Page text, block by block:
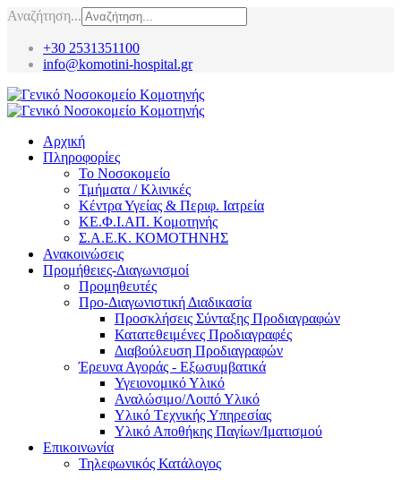
Αναζήτηση...
+30 2531351100
info@komotini-hospital.gr
Αρχική
Πληροφορίες
Το Νοσοκομείο
Τμήματα / Κλινικές
Κέντρα Υγείας & Περιφ. Ιατρεία
ΚΕ.Φ.Ι.ΑΠ. Κομοτηνής
Σ.Α.Ε.Κ. ΚΟΜΟΤΗΝΗΣ
Ανακοινώσεις
Προμήθειες-Διαγωνισμοί
Προμηθευτές
Προ-Διαγωνιστική Διαδικασία
Προσκλήσεις Σύνταξης Προδιαγραφών
Κατατεθειμένες Προδιαγραφές
Διαβούλευση Προδιαγραφών
Έρευνα Αγοράς - Εξωσυμβατικά
Υγειονομικό Υλικό
Αναλώσιμο/Λοιπό Υλικό
Υλικό Tεχνικής Yπηρεσίας
Υλικό Αποθήκης Παγίων/Ιματισμού
Επικοινωνία
Τηλεφωνικός Κατάλογος